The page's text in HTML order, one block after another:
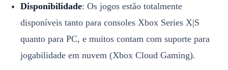
Disponibilidade: Os jogos estão totalmente
disponíveis tanto para consoles Xbox Series X|S
quanto para PC, e muitos contam com suporte para
jogabilidade em nuvem (Xbox Cloud Gaming).